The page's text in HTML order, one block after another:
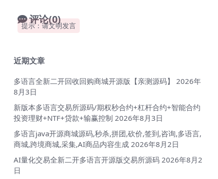
评论(0)
提示：请文明发言
近期文章
多语言全新二开回收回购商城开源版【亲测源码】
2026年
8月3日
新版本多语言交易所源码/期权秒合约+杠杆合约+智能合约
投资理财+NTF+贷款+输赢控制 2026年8月3日
多语言java开源商城源码,秒杀,拼团,砍价,签到,咨询,多语言,
商城,跨境商城,采集,AI商品内容生成 2026年8月2日
AI量化交易全新二开多语言开源版交易所源码 2026年8月2
日